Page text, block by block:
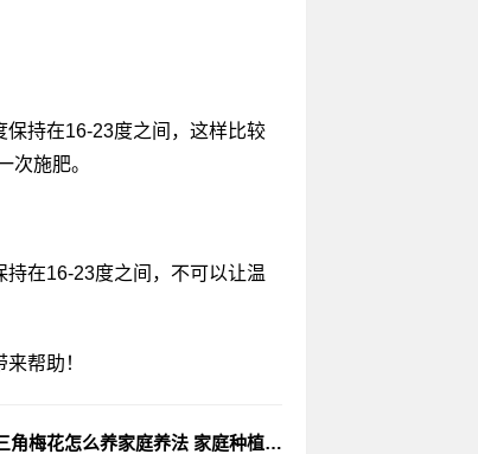
持在16-23度之间，这样比较
次施肥。
在16-23度之间，不可以让温
帮助！
三角梅花怎么养家庭养法 家庭种植三角梅的养护方法